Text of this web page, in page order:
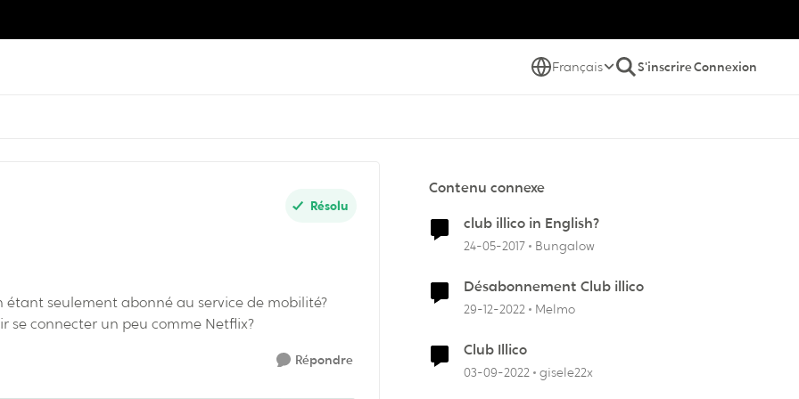
Français S'inscrireConnexion
Résolu
étant seulement abonné au service de mobilité?
se connecter un peu comme Netflix?
Répondre
Contenu connexe
club illico in English?
24-05-2017 Bungalow
Désabonnement Club illico
29-12-2022 Melmo
Club Illico
03-09-2022 gisele22x